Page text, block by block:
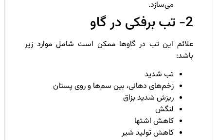
این تب در گاوها ممکن است شامل موارد زیر
تب شدید
زخم‌های دهانی، بین سم‌ها و روی پستان
ریزش شدید بزاق
کاهش اشتها
کاهش تولید شیر